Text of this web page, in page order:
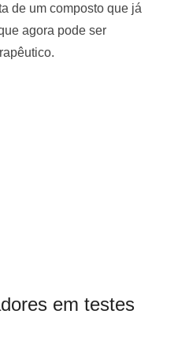
de um composto que já
agora pode ser
em testes